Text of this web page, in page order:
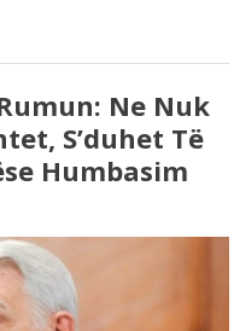
Ne Nuk
S’duhet Të
Humbasim